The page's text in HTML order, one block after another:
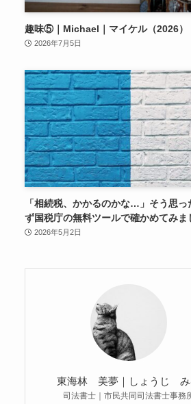
趣味⑤｜Michael｜マイケル（2026）
2026年7月5日
「相続税、かかるのかな…」そう思っ
ず国税庁の無料ツールで確かめてみま
2026年5月2日
東海林 美夢｜しょうじ み
司法書士｜市民共同司法書士事務